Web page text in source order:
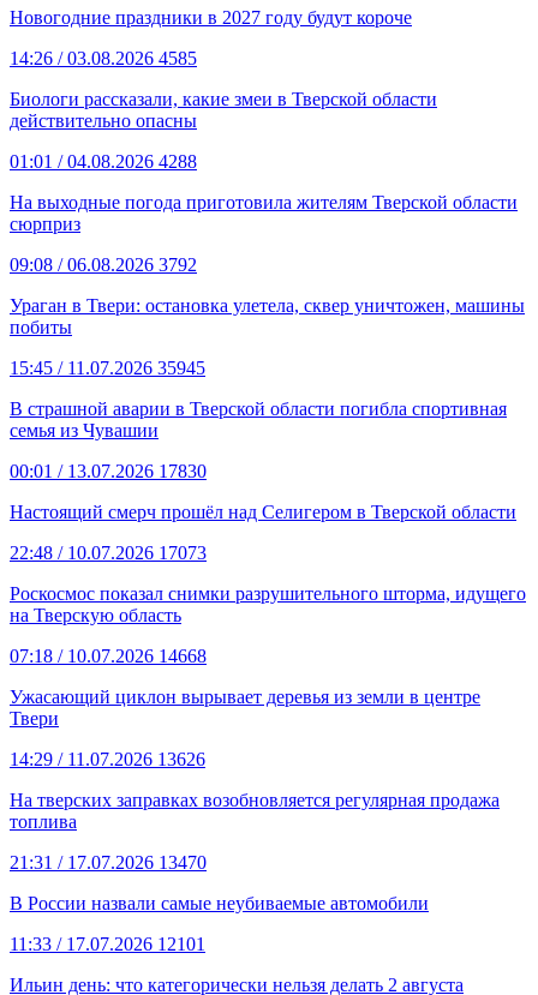
Новогодние праздники в 2027 году будут короче
14:26 / 03.08.2026 4585
Биологи рассказали, какие змеи в Тверской области
действительно опасны
01:01 / 04.08.2026 4288
На выходные погода приготовила жителям Тверской области
сюрприз
09:08 / 06.08.2026 3792
Ураган в Твери: остановка улетела, сквер уничтожен, машины
побиты
15:45 / 11.07.2026 35945
В страшной аварии в Тверской области погибла спортивная
семья из Чувашии
00:01 / 13.07.2026 17830
Настоящий смерч прошёл над Селигером в Тверской области
22:48 / 10.07.2026 17073
Роскосмос показал снимки разрушительного шторма, идущего
на Тверскую область
07:18 / 10.07.2026 14668
Ужасающий циклон вырывает деревья из земли в центре
Твери
14:29 / 11.07.2026 13626
На тверских заправках возобновляется регулярная продажа
топлива
21:31 / 17.07.2026 13470
В России назвали самые неубиваемые автомобили
11:33 / 17.07.2026 12101
Ильин день: что категорически нельзя делать 2 августа